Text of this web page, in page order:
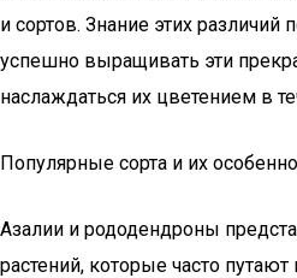
и сортов. Знание этих
успешно выращивать эти
наслаждаться их цветением в
Популярные сорта и их
Азалии и рододендроны
растений, которые часто